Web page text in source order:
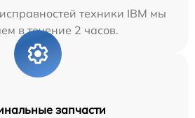
техники IBM мы
в течение 2 часов.
запчасти